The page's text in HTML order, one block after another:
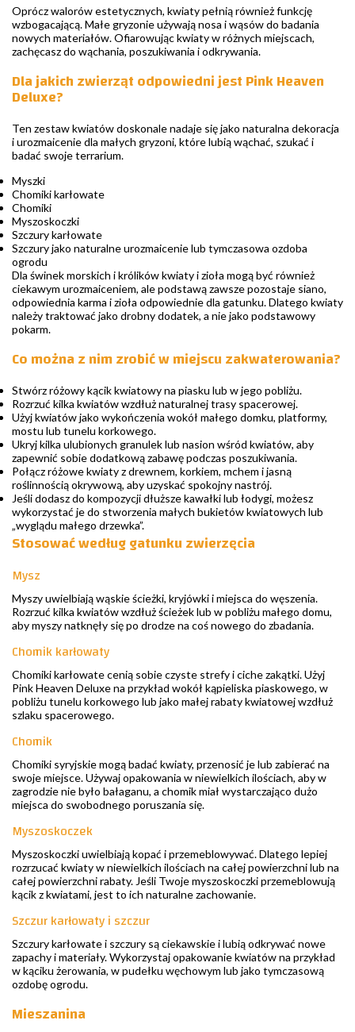
Oprócz walorów estetycznych, kwiaty pełnią również funkcję
wzbogacającą. Małe gryzonie używają nosa i wąsów do badania
nowych materiałów. Ofiarowując kwiaty w różnych miejscach,
zachęcasz do wąchania, poszukiwania i odkrywania.
Dla jakich zwierząt odpowiedni jest Pink Heaven
Deluxe?
Ten zestaw kwiatów doskonale nadaje się jako naturalna dekoracja
i urozmaicenie dla małych gryzoni, które lubią wąchać, szukać i
badać swoje terrarium.
Myszki
Chomiki karłowate
Chomiki
Myszoskoczki
Szczury karłowate
Szczury jako naturalne urozmaicenie lub tymczasowa ozdoba
ogrodu
Dla świnek morskich i królików kwiaty i zioła mogą być również
ciekawym urozmaiceniem, ale podstawą zawsze pozostaje siano,
odpowiednia karma i zioła odpowiednie dla gatunku. Dlatego kwiaty
należy traktować jako drobny dodatek, a nie jako podstawowy
pokarm.
Co można z nim zrobić w miejscu zakwaterowania?
Stwórz różowy kącik kwiatowy na piasku lub w jego pobliżu.
Rozrzuć kilka kwiatów wzdłuż naturalnej trasy spacerowej.
Użyj kwiatów jako wykończenia wokół małego domku, platformy,
mostu lub tunelu korkowego.
Ukryj kilka ulubionych granulek lub nasion wśród kwiatów, aby
zapewnić sobie dodatkową zabawę podczas poszukiwania.
Połącz różowe kwiaty z drewnem, korkiem, mchem i jasną
roślinnością okrywową, aby uzyskać spokojny nastrój.
Jeśli dodasz do kompozycji dłuższe kawałki lub łodygi, możesz
wykorzystać je do stworzenia małych bukietów kwiatowych lub
„wyglądu małego drzewka”.
Stosować według gatunku zwierzęcia
Mysz
Myszy uwielbiają wąskie ścieżki, kryjówki i miejsca do węszenia.
Rozrzuć kilka kwiatów wzdłuż ścieżek lub w pobliżu małego domu,
aby myszy natknęły się po drodze na coś nowego do zbadania.
Chomik karłowaty
Chomiki karłowate cenią sobie czyste strefy i ciche zakątki. Użyj
Pink Heaven Deluxe na przykład wokół kąpieliska piaskowego, w
pobliżu tunelu korkowego lub jako małej rabaty kwiatowej wzdłuż
szlaku spacerowego.
Chomik
Chomiki syryjskie mogą badać kwiaty, przenosić je lub zabierać na
swoje miejsce. Używaj opakowania w niewielkich ilościach, aby w
zagrodzie nie było bałaganu, a chomik miał wystarczająco dużo
miejsca do swobodnego poruszania się.
Myszoskoczek
Myszoskoczki uwielbiają kopać i przemeblowywać. Dlatego lepiej
rozrzucać kwiaty w niewielkich ilościach na całej powierzchni lub na
całej powierzchni rabaty. Jeśli Twoje myszoskoczki przemeblowują
kącik z kwiatami, jest to ich naturalne zachowanie.
Szczur karłowaty i szczur
Szczury karłowate i szczury są ciekawskie i lubią odkrywać nowe
zapachy i materiały. Wykorzystaj opakowanie kwiatów na przykład
w kąciku żerowania, w pudełku węchowym lub jako tymczasową
ozdobę ogrodu.
Mieszanina